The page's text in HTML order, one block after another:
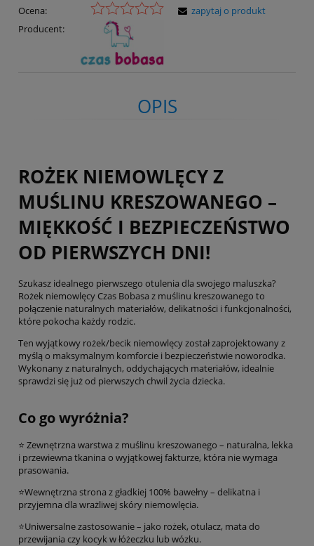
Ocena:
Producent:
zapytaj o produkt
OPIS
ROŻEK NIEMOWLĘCY Z
MUŚLINU KRESZOWANEGO –
MIĘKKOŚĆ I BEZPIECZEŃSTWO
OD PIERWSZYCH DNI!
Szukasz idealnego pierwszego otulenia dla swojego maluszka?
Rożek niemowlęcy Czas Bobasa z muślinu kreszowanego to
połączenie naturalnych materiałów, delikatności i funkcjonalności,
które pokocha każdy rodzic.
Ten wyjątkowy rożek/becik niemowlęcy został zaprojektowany z
myślą o maksymalnym komforcie i bezpieczeństwie noworodka.
Wykonany z naturalnych, oddychających materiałów, idealnie
sprawdzi się już od pierwszych chwil życia dziecka.
Co go wyróżnia?
⭐ Zewnętrzna warstwa z muślinu kreszowanego – naturalna, lekka
i przewiewna tkanina o wyjątkowej fakturze, która nie wymaga
prasowania.
⭐Wewnętrzna strona z gładkiej 100% bawełny – delikatna i
przyjemna dla wrażliwej skóry niemowlęcia.
⭐Uniwersalne zastosowanie – jako rożek, otulacz, mata do
przewijania czy kocyk w łóżeczku lub wózku.